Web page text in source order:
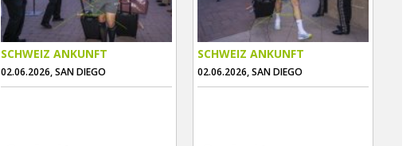
SCHWEIZ ANKUNFT
02.06.2026, SAN DIEGO
SCHWEIZ ANKUNFT
02.06.2026, SAN DIEGO